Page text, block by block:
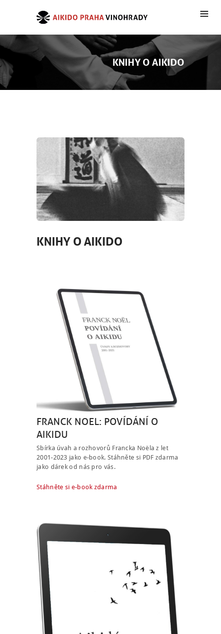
KNIHY O AIKIDO
KNIHY O AIKIDO
FRANCK NOEL: POVÍDÁNÍ O
AIKIDU
Sbírka úvah a rozhovorů Francka Noëla z let
2001-2023 jako e-book. Stáhněte si PDF zdarma
jako dárek od nás pro vás.
Stáhněte si e-book zdarma